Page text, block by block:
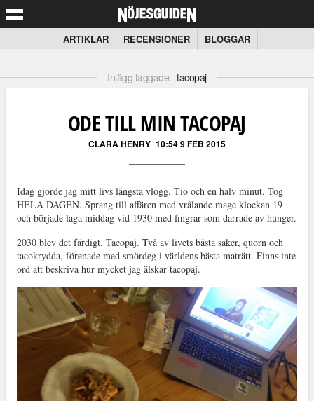
ARTIKLAR RECENSIONER BLOGGAR
Inlägg taggade: tacopaj
ODE TILL MIN TACOPAJ
CLARA HENRY 10:54 9 FEB 2015
Idag gjorde jag mitt livs längsta vlogg. Tio och en halv minut. Tog
HELA DAGEN. Sprang till affären med vrålande mage klockan 19
och började laga middag vid 1930 med fingrar som darrade av hunger.
2030 blev det färdigt. Tacopaj. Två av livets bästa saker, quorn och
tacokrydda, förenade med smördeg i världens bästa maträtt. Finns inte
ord att beskriva hur mycket jag älskar tacopaj.